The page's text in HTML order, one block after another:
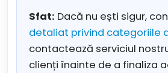
Sfat: Dacă nu ești sigur,
detaliat privind categoriile
contactează serviciul
clienți înainte de a finaliza